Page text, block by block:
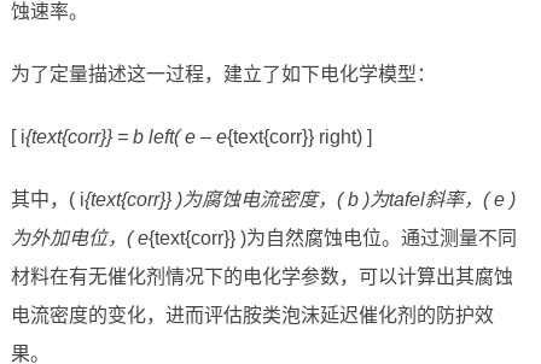
蚀速率。
为了定量描述这一过程，建立了如下电化学模型：
[ i{text{corr}} = b left( e – e{text{corr}} right) ]
其中，( i{text{corr}} )为腐蚀电流密度，( b )为tafel斜率，( e )
为外加电位，( e{text{corr}} )为自然腐蚀电位。通过测量不同
材料在有无催化剂情况下的电化学参数，可以计算出其腐蚀
电流密度的变化，进而评估胺类泡沫延迟催化剂的防护效
果。